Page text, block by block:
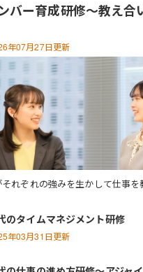
バー育成研修～教え合
年07月27日更新
れぞれの強みを生かして仕事を
のタイムマネジメント研修
年03月31日更新